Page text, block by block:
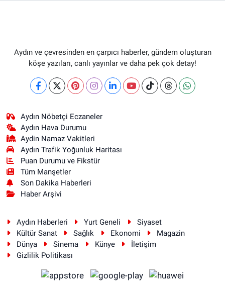
Aydın ve çevresinden en çarpıcı haberler, gündem oluşturan
köşe yazıları, canlı yayınlar ve daha pek çok detay!
Aydın Nöbetçi Eczaneler
Aydın Hava Durumu
Aydin Namaz Vakitleri
Aydın Trafik Yoğunluk Haritası
Puan Durumu ve Fikstür
Tüm Manşetler
Son Dakika Haberleri
Haber Arşivi
Aydın Haberleri Yurt Geneli
Siyaset
Kültür Sanat
Sağlık Ekonomi
Magazin
Dünya
Sinema Künye
İletişim
Gizlilik Politikası